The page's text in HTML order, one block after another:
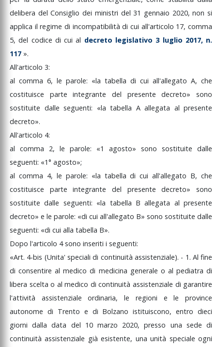
delibera delConsigliodei ministri del31 gennaio 2020,nonsi
applica ilregimedi incompatibilitàdicui all'articolo 17,comma
5,del codice dicuial decreto legislativo 3 luglio 2017, n.
117 ».
All'articolo 3:
al comma 6, le parole: «la tabella di cui all'allegato A, che
costituisce parteintegrantedel presentedecreto»sono
sostituite dalle seguenti: «la tabella A allegata al presente
decreto».
All'articolo 4:
al comma 2, le parole: «1 agosto» sono sostituite dalle
seguenti: «1° agosto»;
al comma 4, le parole: «la tabelladicuiall'allegato B,che
costituisce parteintegrantedel presentedecreto»sono
sostituitedalle seguenti: «la tabella Ballegata al presente
decreto» e le parole: «di cui all'allegato B» sono sostituite dalle
seguenti: «di cui alla tabella B».
Dopo l'articolo 4sono inseriti i seguenti:
«Art. 4-bis (Unita' specialidi continuità assistenziale). - 1. Alfine
diconsentirealmedicodi medicina generale o al pediatradi
libera sceltao almedico dicontinuità assistenziale di garantire
l'attività assistenzialeordinaria,le regioni eleprovince
autonome di Trento e di Bolzanoistituiscono,entro dieci
giornidalladata del 10marzo 2020,presso una sededi
continuitàassistenziale giàesistente, unaunità specialeogni